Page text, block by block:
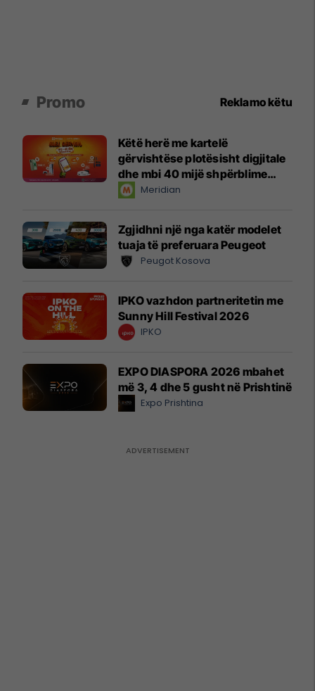
Promo Reklamo këtu
Këtë herë me kartelë
gërvishtëse plotësisht digjitale
dhe mbi 40 mijë shpërblime
instant!Meridian
Zgjidhni një nga katër modelet
tuaja të preferuara Peugeot
Peugot Kosova
IPKO vazhdon partneritetin me
Sunny Hill Festival 2026
IPKO
EXPO DIASPORA 2026 mbahet
më 3, 4 dhe 5 gusht në Prishtinë
Expo Prishtina